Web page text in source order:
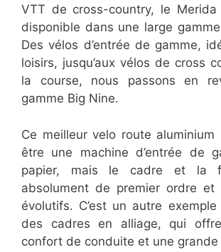
VTT de cross-country, le
disponible dans une large
Des vélos d’entrée de gamme,
loisirs, jusqu’aux vélos de cross
la course, nous passons en
gamme Big Nine.
Ce meilleur velo route aluminium
être une machine d’entrée de
papier, mais le cadre et la
absolument de premier ordre et
évolutifs. C’est un autre
des cadres en alliage, qui
confort de conduite et une